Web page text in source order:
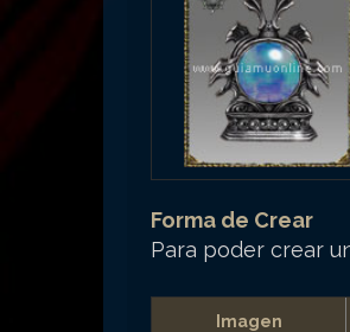
Forma de Crear
Para poder crear
Imagen